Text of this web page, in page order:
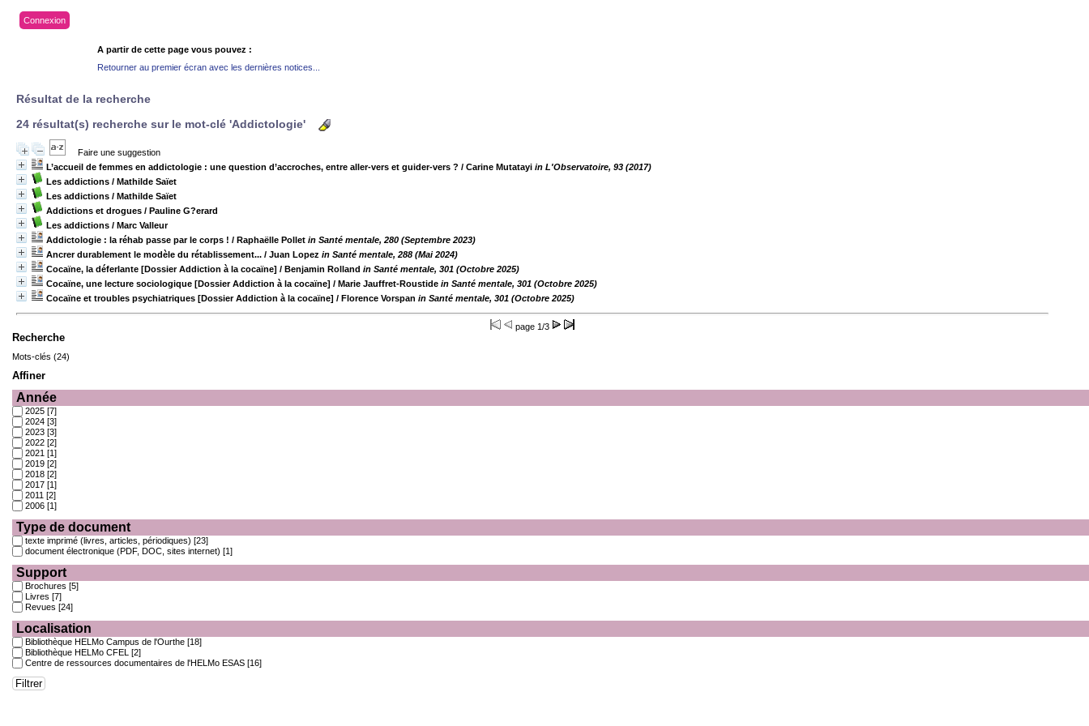
Connexion
A partir de cette page vous pouvez :
Retourner au premier écran avec les dernières notices...
Résultat de la recherche
24 résultat(s) recherche sur le mot-clé 'Addictologie'
Faire une suggestion
L’accueil de femmes en addictologie : une question d’accroches, entre aller-vers et guider-vers ? / Carine Mutatayi in L'Observatoire, 93 (2017)
Les addictions / Mathilde Saïet
Les addictions / Mathilde Saïet
Addictions et drogues / Pauline G?erard
Les addictions / Marc Valleur
Addictologie : la réhab passe par le corps ! / Raphaëlle Pollet in Santé mentale, 280 (Septembre 2023)
Ancrer durablement le modèle du rétablissement... / Juan Lopez in Santé mentale, 288 (Mai 2024)
Cocaïne, la déferlante [Dossier Addiction à la cocaïne] / Benjamin Rolland in Santé mentale, 301 (Octobre 2025)
Cocaïne, une lecture sociologique [Dossier Addiction à la cocaïne] / Marie Jauffret-Roustide in Santé mentale, 301 (Octobre 2025)
Cocaïne et troubles psychiatriques [Dossier Addiction à la cocaïne] / Florence Vorspan in Santé mentale, 301 (Octobre 2025)
page 1/3
Recherche
Mots-clés (24)
Affiner
Année
2025 [7]
2024 [3]
2023 [3]
2022 [2]
2021 [1]
2019 [2]
2018 [2]
2017 [1]
2011 [2]
2006 [1]
Type de document
texte imprimé (livres, articles, périodiques) [23]
document électronique (PDF, DOC, sites internet) [1]
Support
Brochures [5]
Livres [7]
Revues [24]
Localisation
Bibliothèque HELMo Campus de l'Ourthe [18]
Bibliothèque HELMo CFEL [2]
Centre de ressources documentaires de l'HELMo ESAS [16]